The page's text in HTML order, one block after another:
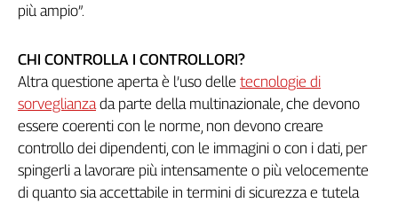
più ampio”.
CHI CONTROLLA I CONTROLLORI?
Altra questione aperta è l’uso delle tecnologie di
sorveglianza da parte della multinazionale, che devono
essere coerenti con le norme, non devono creare
controllo dei dipendenti, con le immagini o con i dati, per
spingerli a lavorare più intensamente o più velocemente
di quanto sia accettabile in termini di sicurezza e tutela